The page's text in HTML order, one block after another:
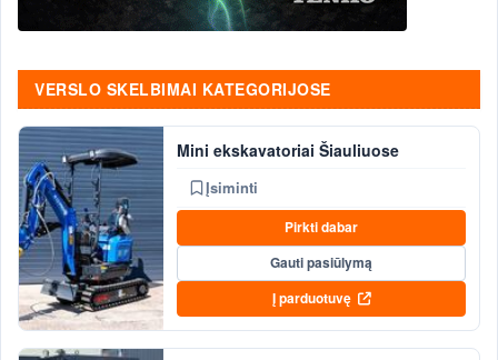
VERSLO SKELBIMAI KATEGORIJOSE
Mini ekskavatoriai Šiauliuose
Įsiminti
Pirkti dabar
Gauti pasiūlymą
Į parduotuvę